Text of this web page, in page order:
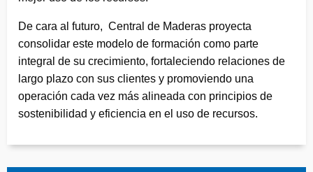
De cara al futuro, Central de Maderas proyecta
consolidar este modelo de formación como parte
integral de su crecimiento, fortaleciendo relaciones de
largo plazo con sus clientes y promoviendo una
operación cada vez más alineada con principios de
sostenibilidad y eficiencia en el uso de recursos.